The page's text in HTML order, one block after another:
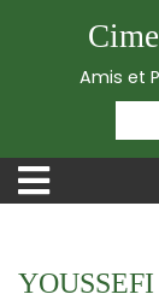
Amis et